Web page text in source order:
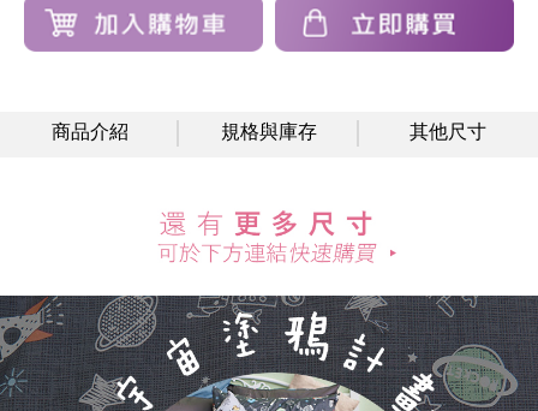
商品介紹 規格與庫存 其他尺寸